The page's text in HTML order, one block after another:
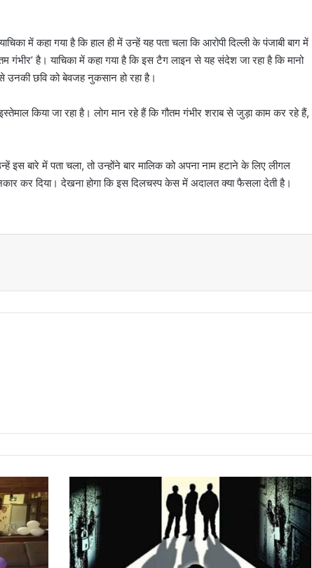
में कहा गया है कि हाल ही में उन्हें यह पता चला कि आरोपी दिल्ली के पंजाबी बाग में
गंभीर’ है। याचिका में कहा गया है कि इस टैग लाइन से यह संदेश जा रहा है कि मानो
छवि को बेवजह नुकसान हो रहा है।
किया जा रहा है। लोग मान रहे हैं कि गौतम गंभीर शराब से जुड़ा काम कर रहे हैं,
इस बारे में पता चला, तो उन्होंने बार मालिक को अपना नाम हटाने के लिए लीगल
कर दिया। देखना होगा कि इस दिलचस्प केस में अदालत क्या फैसला देती है।
दी
से
चं
द
घ